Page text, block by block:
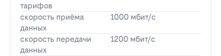
тарифов
скорость приёма
данных
1000 мбит/с
скорость передачи
данных
1200 мбит/с